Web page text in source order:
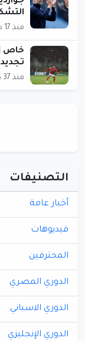
منذ 17 دقيقة
خاص |
منذ 37 دقيقة
التصنيفات
أخبار عامة
فيديوهات
المحترفين
الدوري المصري
الدوري الاسباني
الدوري الإنجليزي